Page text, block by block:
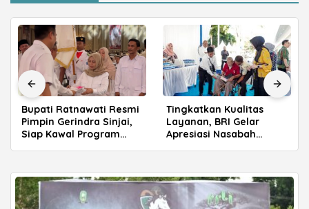
Tingkatkan Kualitas
Layanan, BRI Gelar
Apresiasi Nasabah
Munafri Pastikan
Pembenahan TPA
Tamangapa, Progres